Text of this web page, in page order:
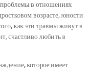
в отношениях
возрасте, юности
как эти травмы живут в
счастливо любить в
которое имеет